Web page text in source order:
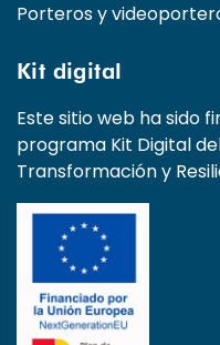
Porteros y
Kit digital
Este sitio web ha sido
programa Kit Digital
Transformación y